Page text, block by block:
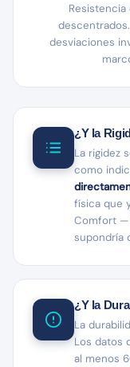
desviaciones
¿Y la
La rigidez
como
física que
Comfort —
supondría
¿Y la
La
Los datos
al menos